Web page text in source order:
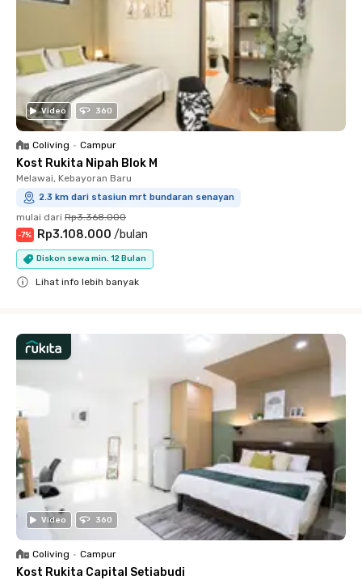
Video 360
Coliving • Campur
Kost Rukita Nipah Blok M
Melawai, Kebayoran Baru
2.3 km dari stasiun mrt bundaran senayan
mulai dari Rp3.368.000
-7% Rp3.108.000 /bulan
Diskon sewa min. 12 Bulan
Lihat info lebih banyak
Video 360
Coliving • Campur
Kost Rukita Capital Setiabudi